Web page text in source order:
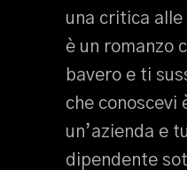
una critica
è un romanzo
bavero e ti
che conoscevi
un’azienda e
dipendente